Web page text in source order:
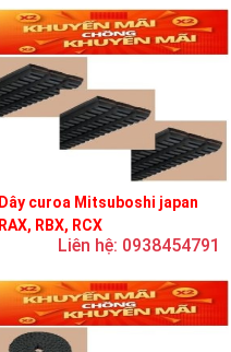
Dây curoa Mitsuboshi japan
RAX, RBX, RCX
Liên hệ: 0938454791